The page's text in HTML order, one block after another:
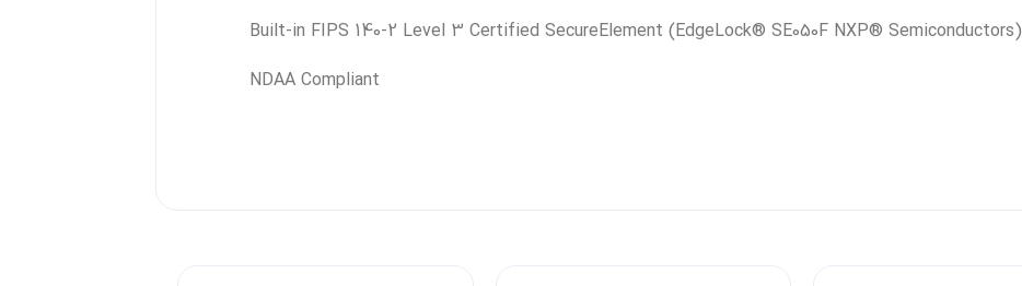
Built-in FIPS 140-2 Level 3 Certified SecureElement (EdgeLock® SE050F NXP® Semiconductors)
NDAA Compliant